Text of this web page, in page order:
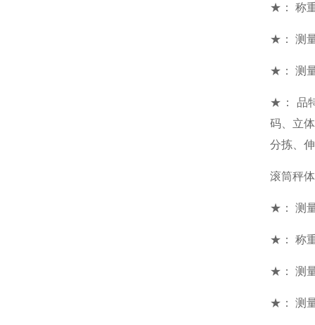
★： 称
★： 测
★： 测
★： 品
码、立
分拣、
滚筒秤
★： 测
★： 称
★： 测
★： 测